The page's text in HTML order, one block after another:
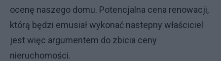
ocenę naszego domu. Potencjalna cena renowacji,
którą będzi emusiał wykonać nastepny właściciel
jest więc argumentem do zbicia ceny
nieruchomości.